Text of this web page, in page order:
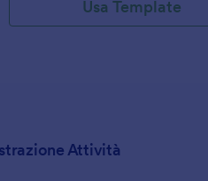
Usa Template
Attività